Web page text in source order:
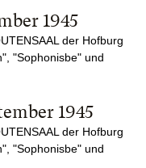
1945
der Hofburg
"Sophonisbe" und
1945
der Hofburg
"Sophonisbe" und